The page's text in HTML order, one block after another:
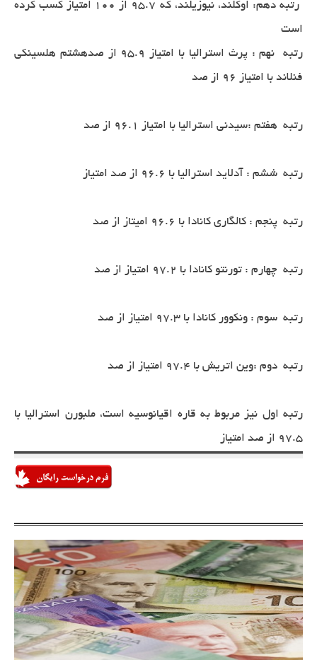
رتبه دهم: اوکلند، نیوزیلند، که 95.7 از 100 امتیاز کسب کرده
است
رتبه نهم : پرث استرالیا با امتیاز 95.9 از صدهشتم هلسینکی
فنلاند با امتیاز 96 از صد
رتبه هفتم :سیدنی استرالیا با امتیاز 96.1 از صد
رتبه ششم : آدلاید استرالیا با 96.6 از صد امتیاز
رتبه پنجم : کالگاری کانادا با 96.6 امیتاز از صد
رتبه چهارم : تورنتو کانادا با 97.2 امتیاز از صد
رتبه سوم : ونکوور کانادا با 97.3 امتیاز از صد
رتبه دوم :وین اتریش با 97.4 امتیاز از صد
رتبه اول نیز مربوط به قاره اقیانوسیه است، ملبورن استرالیا با
97.5 از صد امتیاز